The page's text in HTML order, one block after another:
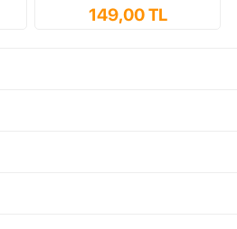
149,00 TL